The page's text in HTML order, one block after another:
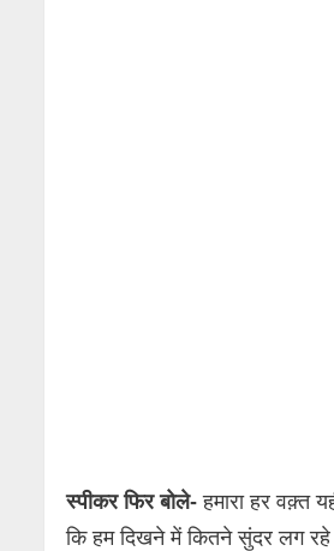
स्पीकर फिर बोले- हमारा हर वक़्त
कि हम दिखने में कितने सुंदर लग